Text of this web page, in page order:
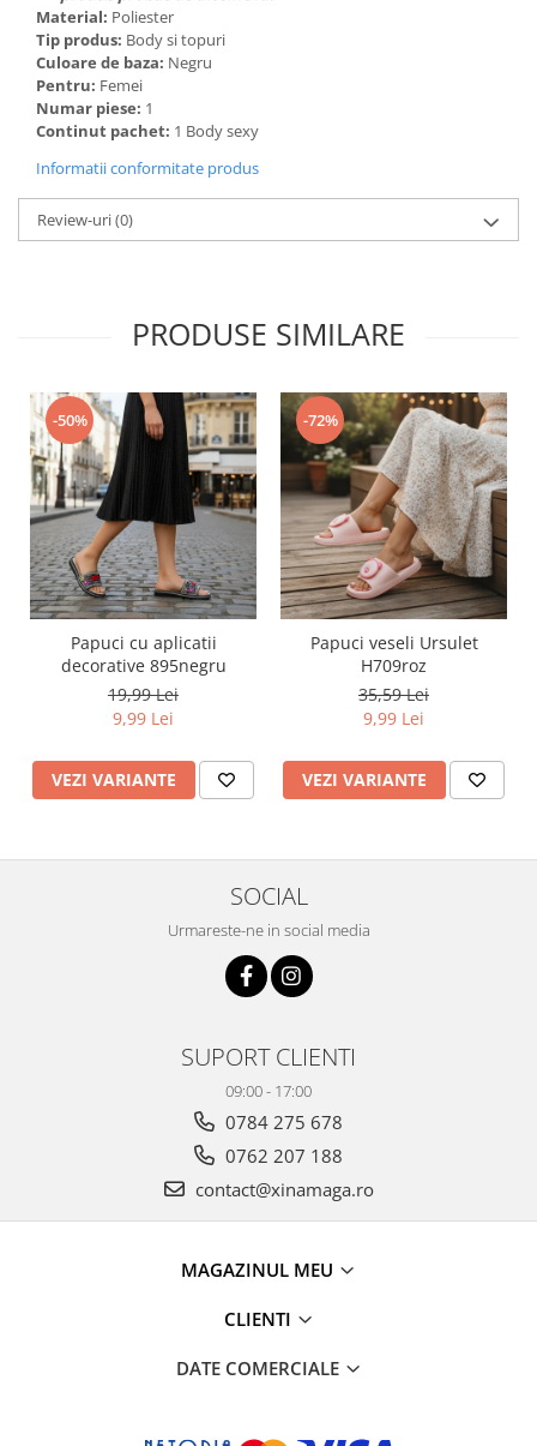
Material: Poliester
Tip produs: Body si topuri
Culoare de baza: Negru
Pentru: Femei
Numar piese: 1
Continut pachet: 1 Body sexy
Informatii conformitate produs
Review-uri(0)
PRODUSE SIMILARE
-50%
Papuci cu aplicatii
decorative 895negru
19,99 Lei
9,99 Lei
VEZI VARIANTE
-72%
Papuci veseli Ursulet
H709roz
35,59 Lei
9,99 Lei
VEZI VARIANTE
SOCIAL
Urmareste-ne in social media
SUPORT CLIENTI
09:00 - 17:00
0784 275 678
0762 207 188
contact@xinamaga.ro
MAGAZINUL MEU
CLIENTI
DATE COMERCIALE